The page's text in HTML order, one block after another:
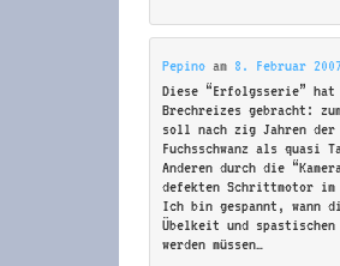
Pepino am 8. Februar
Diese “Erfolgsserie” hat
Brechreizes gebracht:
soll nach zig Jahren der
Fuchsschwanz als quasi
Anderen durch die
defekten Schrittmotor im
Ich bin gespannt, wann
Übelkeit und
werden müssen…